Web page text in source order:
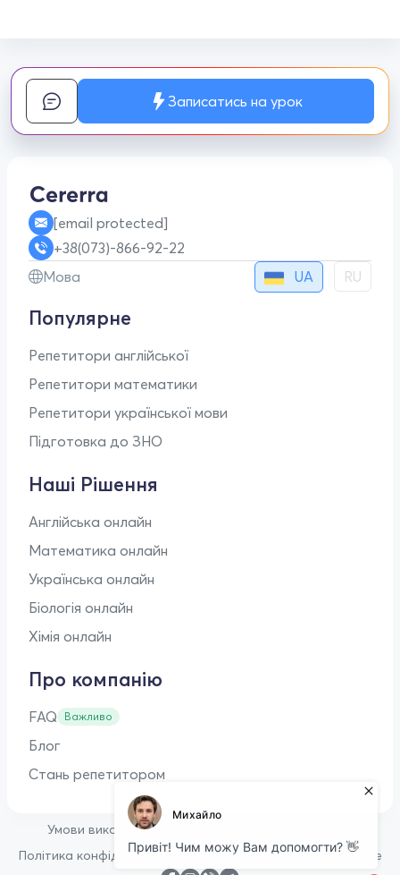
Записатись на урок
[email protected]
+38(073)-866-92-22
Мова
UA RU
Популярне
Репетитори англійської
Репетитори математики
Репетитори української мови
Підготовка до ЗНО
Наші Рішення
Англійська онлайн
Математика онлайн
Українська онлайн
Біологія онлайн
Хімія онлайн
Про компанію
FAQ Важливо
Блог
Стань репетитором
Умови використання
Політика конфіденційності • Політика щодо файлів cookie